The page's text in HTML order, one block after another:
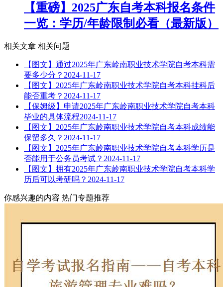
【重磅】2025广东自考本科报名条件
一览：学历/年龄限制必看（最新版）
相关文章 相关问题
【图文】通过2025年广东岭南职业技术学院自考本科需
要多少分？ 2024-11-17
【图文】2025年广东岭南职业技术学院自考本科挂科后
能否重考？ 2024-11-17
【保姆级】申请2025年广东岭南职业技术学院自考本科
毕业的具体流程2024-11-17
【图文】2025年广东岭南职业技术学院自考本科成绩能
保留多久？ 2024-11-17
【图文】2025年广东岭南职业技术学院自考本科学历是
否能用于公务员考试？ 2024-11-17
【图文】拥有2025年广东岭南职业技术学院自考本科学
历后可以考研吗？ 2024-11-17
你感兴趣的内容 热门专题推荐